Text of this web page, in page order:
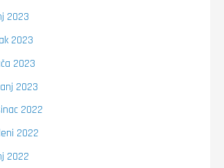
2023
2023
2023
2023
2022
2022
2022